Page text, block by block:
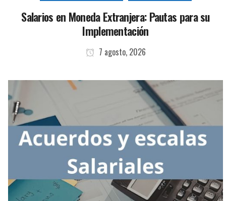
Salarios en Moneda Extranjera: Pautas para su
Implementación
7 agosto, 2026